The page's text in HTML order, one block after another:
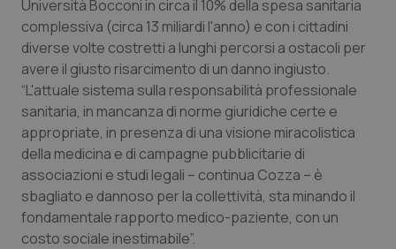
Quotidiano Cardiologia
Quotidiano Chirurgia
Quotidiano Oncologia
Quotidiano Pediatria
Rene & patologie urogenitali
Università Bocconi in circa il 10% della spesa sanitaria
complessiva (circa 13 miliardi l'anno) e con i cittadini
diverse volte costretti a lunghi percorsi a ostacoli per
avere il giusto risarcimento di un danno ingiusto.
“L'attuale sistema sulla responsabilità professionale
sanitaria, in mancanza di norme giuridiche certe e
appropriate, in presenza di una visione miracolistica
della medicina e di campagne pubblicitarie di
associazioni e studi legali – continua Cozza – è
sbagliato e dannoso per la collettività, sta minando il
fondamentale rapporto medico-paziente, con un
costo sociale inestimabile”.